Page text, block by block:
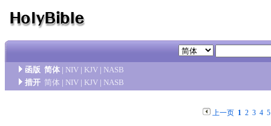
函版 简体 | NIV | KJV | NASB
措开 简体 | NIV | KJV | NASB
上一页 1 2 3 4 5